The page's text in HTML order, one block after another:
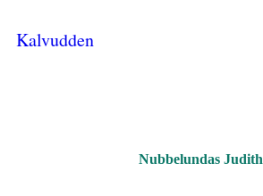
Kalvudden
Nubbelundas Judith